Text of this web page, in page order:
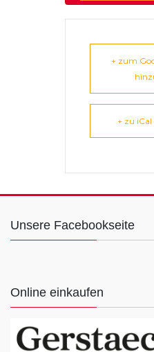
+ zum
+ zu
Unsere Facebookseite
Online einkaufen